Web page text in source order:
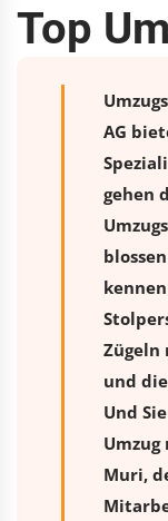
Top
AG
gehen
Zügeln
und
Und
Umzug
Muri,